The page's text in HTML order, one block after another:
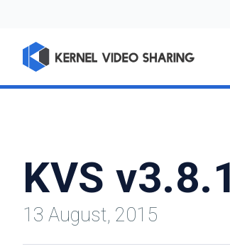
KVS v3.8.1
13 August, 2015